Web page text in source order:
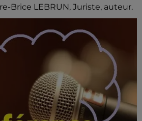
Brice LEBRUN, Juriste, auteur.